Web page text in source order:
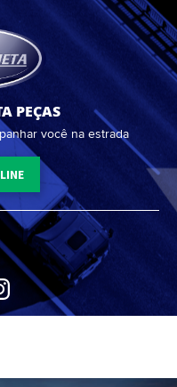
PEÇAS
você na estrada